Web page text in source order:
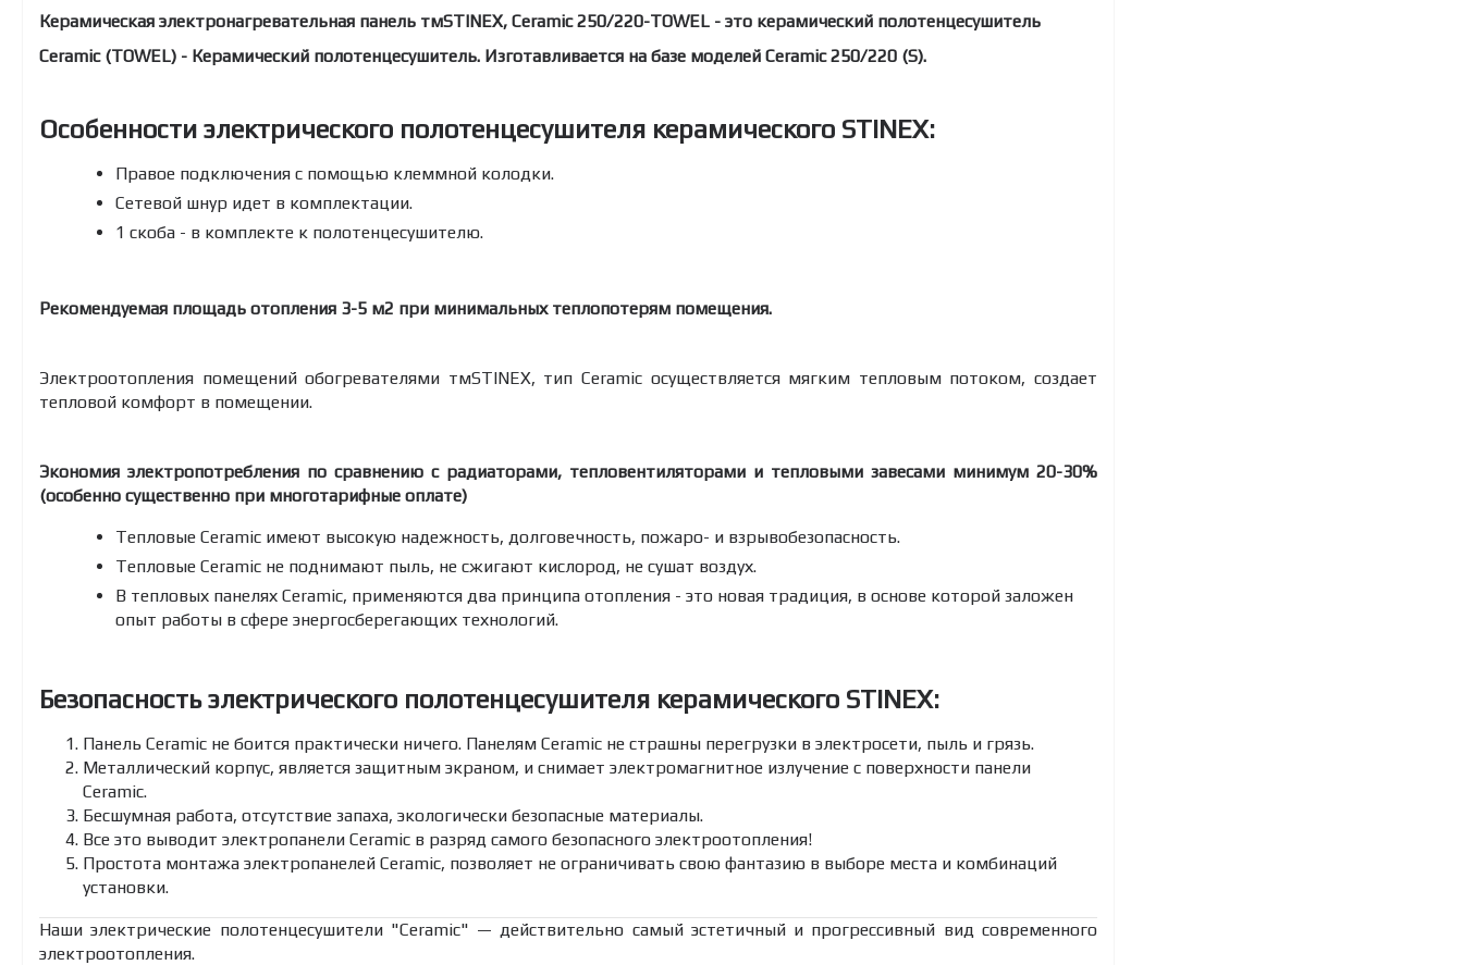
Керамическая электронагревательная панель тмSTINEX, Ceramic 250/220-TOWEL - это керамический полотенцесушитель
Ceramic (TOWEL) - Керамический полотенцесушитель. Изготавливается на базе моделей Ceramic 250/220 (S).
Особенности электрического полотенцесушителя керамического STINEX:
Правое подключения с помощью клеммной колодки.
Сетевой шнур идет в комплектации.
1 скоба - в комплекте к полотенцесушителю.
Рекомендуемая площадь отопления 3-5 м2 при минимальных теплопотерям помещения.
Электроотопления помещений обогревателями тмSTINEX, тип Ceramic осуществляется мягким тепловым потоком, создает
тепловой комфорт в помещении.
Экономия электропотребления по сравнению с радиаторами, тепловентиляторами и тепловыми завесами минимум 20-30%
(особенно существенно при многотарифные оплате)
Тепловые Ceramic имеют высокую надежность, долговечность, пожаро- и взрывобезопасность.
Тепловые Ceramic не поднимают пыль, не сжигают кислород, не сушат воздух.
В тепловых панелях Ceramic, применяются два принципа отопления - это новая традиция, в основе которой заложен
опыт работы в сфере энергосберегающих технологий.
Безопасность электрического полотенцесушителя керамического STINEX:
Панель Ceramic не боится практически ничего. Панелям Ceramic не страшны перегрузки в электросети, пыль и грязь.
Металлический корпус, является защитным экраном, и снимает электромагнитное излучение с поверхности панели
Ceramic.
Бесшумная работа, отсутствие запаха, экологически безопасные материалы.
Все это выводит электропанели Ceramic в разряд самого безопасного электроотопления!
Простота монтажа электропанелей Ceramic, позволяет не ограничивать свою фантазию в выборе места и комбинаций
установки.
Наши электрические полотенцесушители "Ceramic" — действительно самый эстетичный и прогрессивный вид современного
электроотопления.